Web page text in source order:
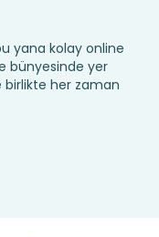
yana kolay online
bünyesinde yer
birlikte her zaman